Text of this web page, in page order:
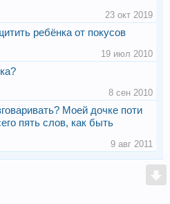
23 окт 2019
ребёнка от покусов
19 июл 2010
8 сен 2010
Моей дочке поти
пять слов, как быть
9 авг 2011